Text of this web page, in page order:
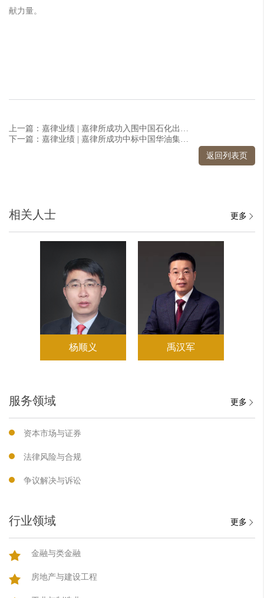
献力量。
上一篇：嘉律业绩 | 嘉律所成功入围中国石化出版公司法律服务机构库
下一篇：嘉律业绩 | 嘉律所成功中标中国华油集团第三届二级律师库
返回列表页
相关人士 更多
杨顺义 禹汉军
服务领域 更多
资本市场与证券
法律风险与合规
争议解决与诉讼
行业领域 更多
金融与类金融
房地产与建设工程